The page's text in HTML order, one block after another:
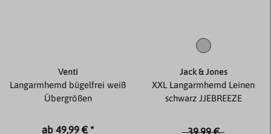
Venti
Langarmhemd bügelfrei weiß
Übergrößen
ab 49,99 € *
Jack & Jones
XXL Langarmhemd Leinen
schwarz JJEBREEZE